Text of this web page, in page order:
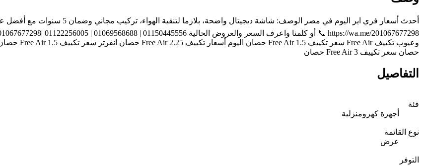
حصان سعر تكييف Free Air 3 حصان
التفاصيل
فئة
أجهزة كهرومنزلية
نوع القائمة
عرض
التوفر